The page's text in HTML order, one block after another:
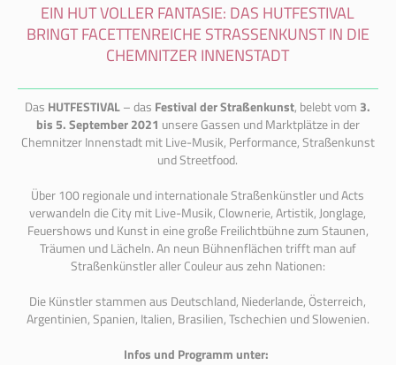
EIN HUT VOLLER FANTASIE: DAS HUTFESTIVAL
BRINGT FACETTENREICHE STRASSENKUNST IN DIE C
HEMNITZER INNENSTADT
Das HUTFESTIVAL– das Festival der Straßenkunst, belebt vom 3.
bis 5. September 2021 unsere Gassen und Marktplätze in der
Chemnitzer Innenstadt mit Live-Musik, Performance, Straßenkunst
und Streetfood.
Über 100 regionale und internationale Straßenkünstler und Acts
verwandeln die City mit Live-Musik, Clownerie, Artistik, Jonglage,
Feuershows und Kunst in eine große Freilichtbühne zum Staunen,
Träumen und Lächeln. An neun Bühnenflächen trifft man auf
Straßenkünstler aller Couleur aus zehn Nationen:
Die Künstler stammen aus Deutschland, Niederlande, Österreich,
Argentinien, Spanien, Italien, Brasilien, Tschechien und Slowenien.
Infos und Programm unter: